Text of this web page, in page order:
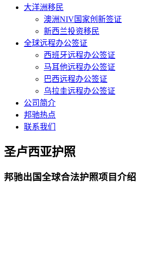
大洋洲移民
澳洲NIV国家创新签证
新西兰投资移民
全球远程办公签证
西班牙远程办公签证
马耳他远程办公签证
巴西远程办公签证
乌拉圭远程办公签证
公司简介
邦驰热点
联系我们
圣卢西亚护照
邦驰出国全球合法护照项目介绍